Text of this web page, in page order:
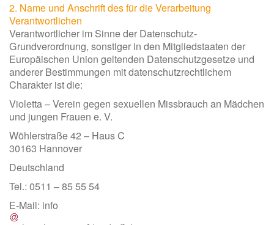
2. Name und Anschrift des für die Verarbeitung
Verantwortlichen
Verantwortlicher im Sinne der Datenschutz-
Grundverordnung, sonstiger in den Mitgliedstaaten der
Europäischen Union geltenden Datenschutzgesetze und
anderer Bestimmungen mit datenschutzrechtlichem
Charakter ist die:
Violetta – Verein gegen sexuellen Missbrauch an Mädchen
und jungen Frauen e. V.
Wöhlerstraße 42 – Haus C
30163 Hannover
Deutschland
Tel.: 0511 – 85 55 54
E-Mail: info